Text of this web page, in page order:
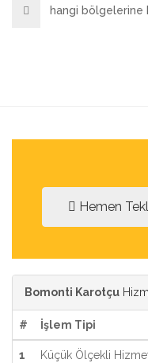
hangi bölgelerine
Hemen
Bomonti Karotçu
# İşlem Tipi
1
Küçük Ölçekli